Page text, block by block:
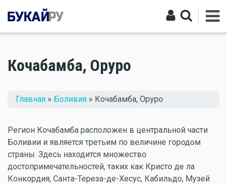
Кочабамба, Оруро
Вы здесь
Главная » Боливия » Кочабамба, Оруро
Регион Кочабамба расположен в центральной части
Боливии и является третьим по величине городом
страны. Здесь находится множество
достопримечательностей, таких как Кристо де ла
Конкордия, Санта-Тереза-де-Хесус, Кабильдо, Музей